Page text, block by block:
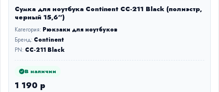
Сумка для ноутбука Continent CC-211 Black (полиэстр,
черный 15,6'')
Категория: Рюкзаки для ноутбуков
Бренд: Continent
PN: CC-211 Black
В наличии
1 190 р